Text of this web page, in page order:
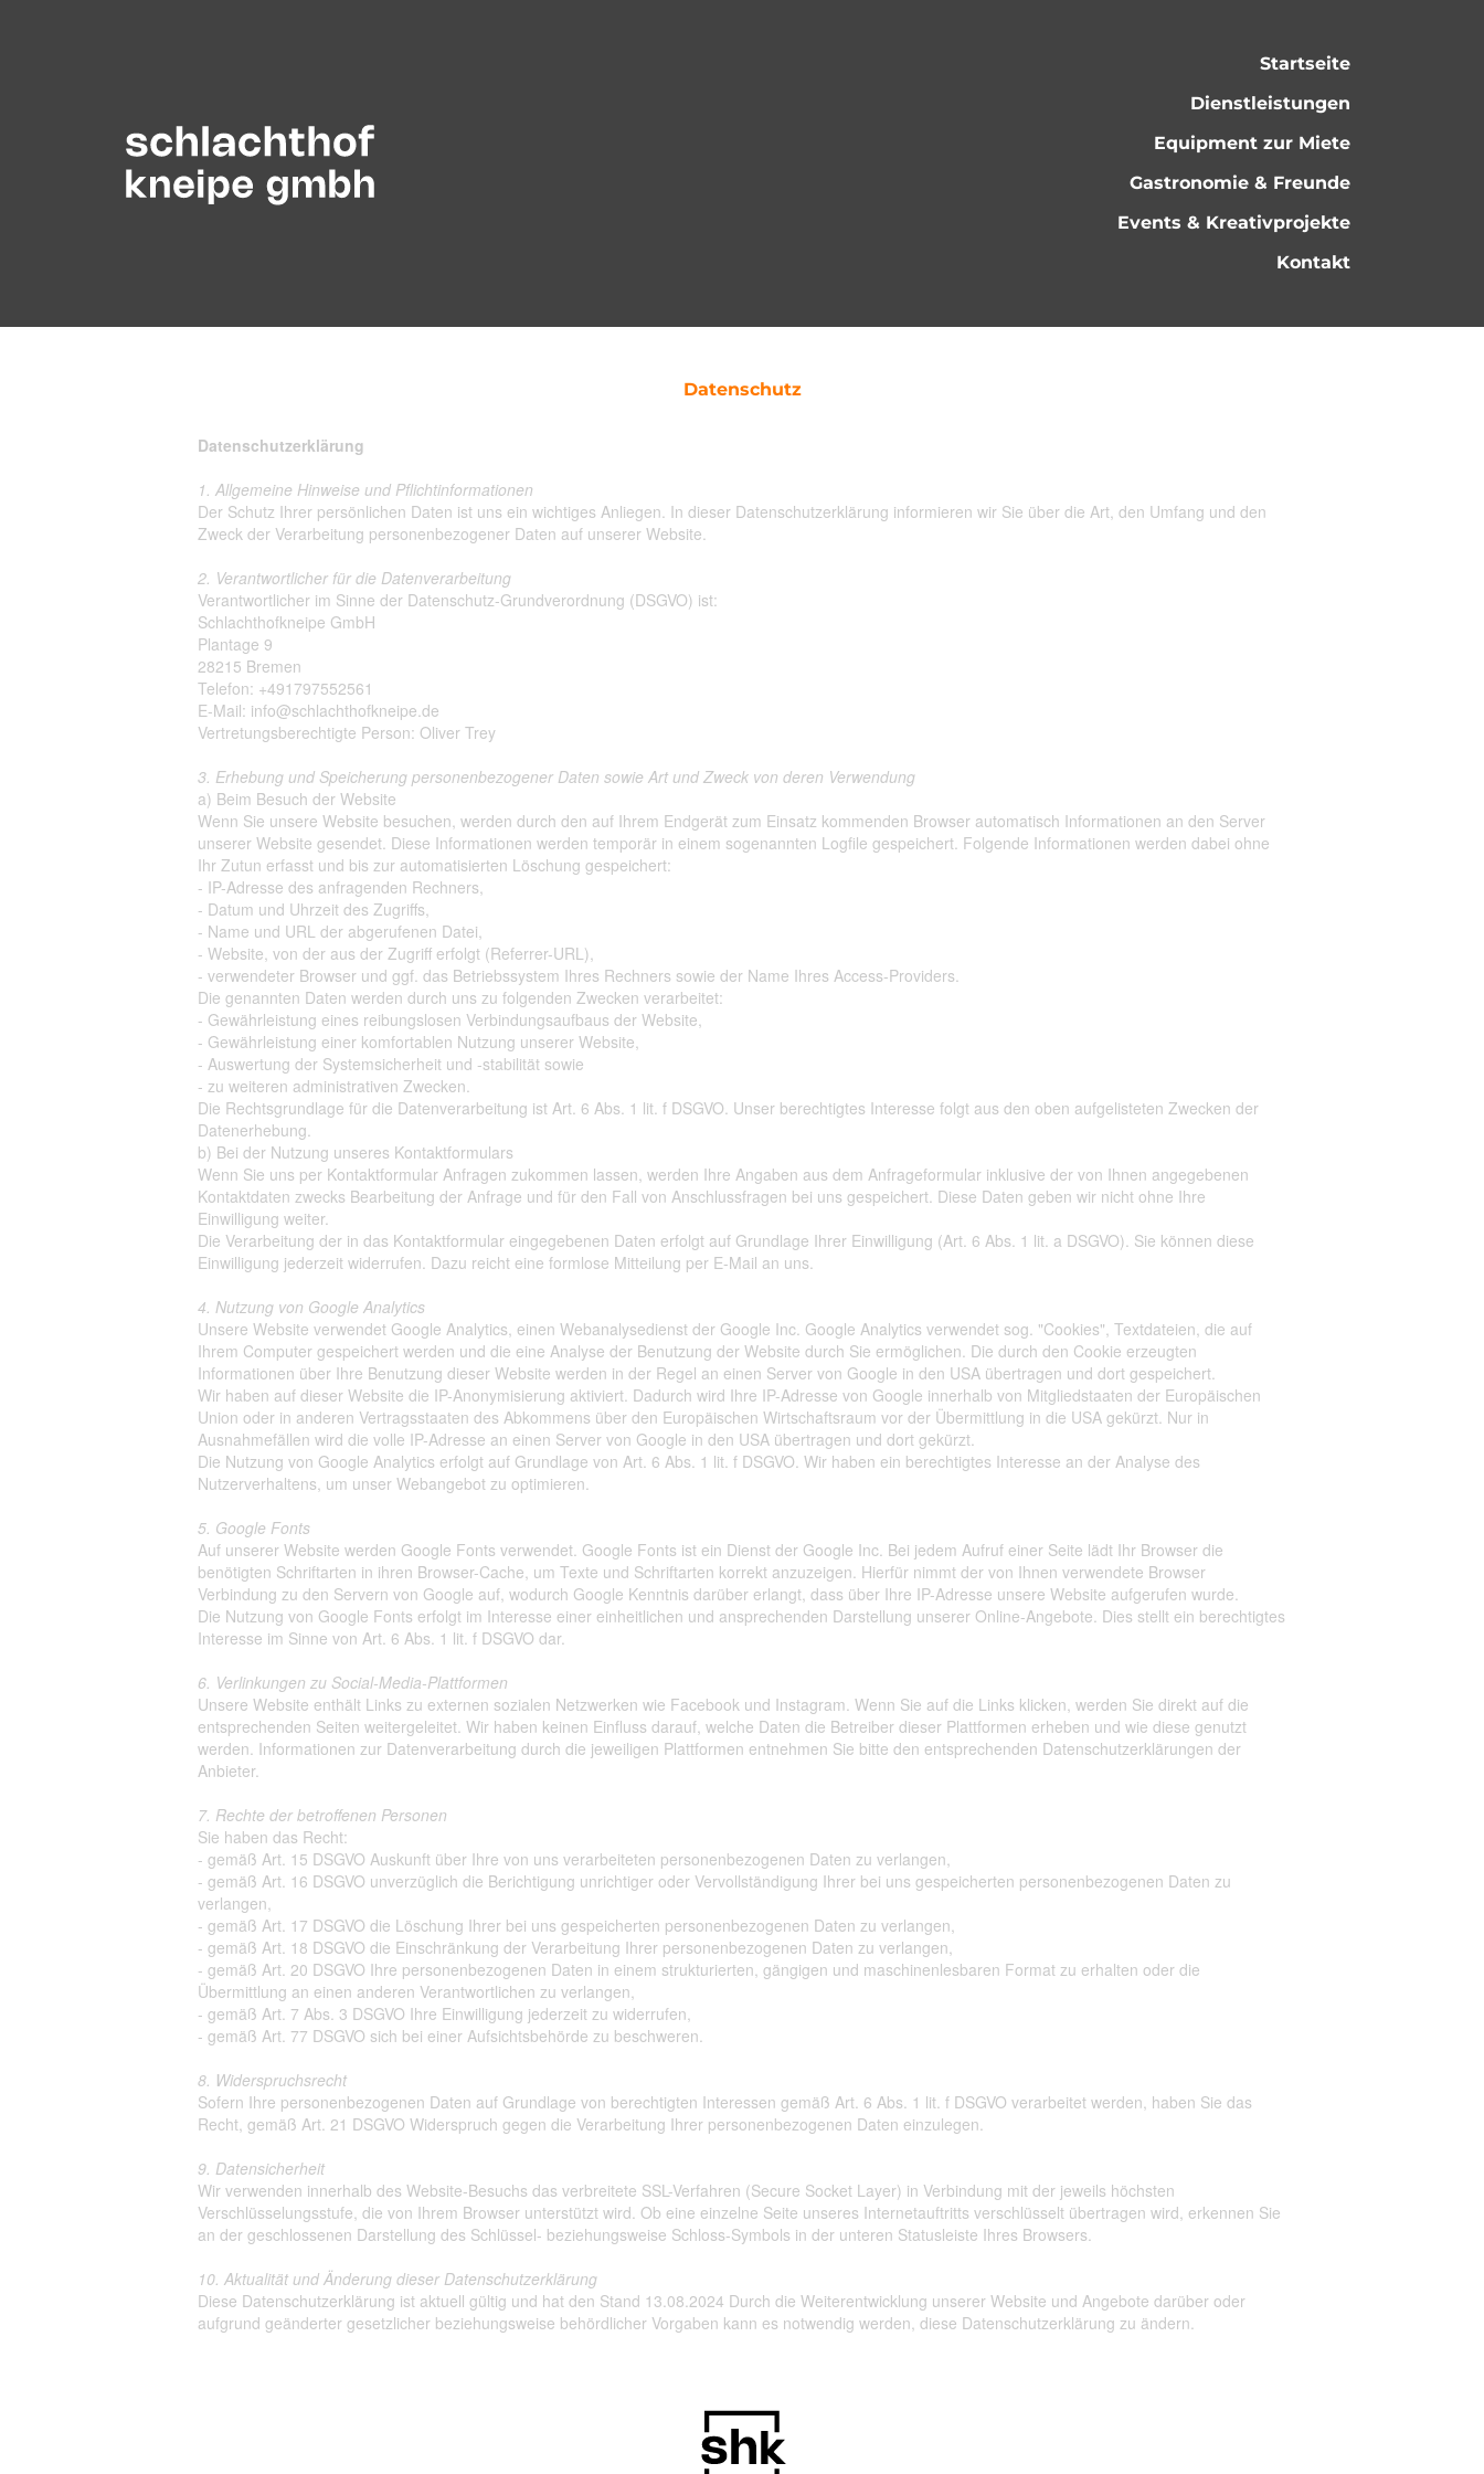
Startseite
Dienstleistungen
Equipment zur Miete
Gastronomie & Freunde
Events & Kreativprojekte
Kontakt
Datenschutz
Datenschutzerklärung
1. Allgemeine Hinweise und Pflichtinformationen
Der Schutz Ihrer persönlichen Daten ist uns ein wichtiges Anliegen. In dieser Datenschutzerklärung informieren wir Sie über die Art, den Umfang und den
Zweck der Verarbeitung personenbezogener Daten auf unserer Website.
2. Verantwortlicher für die Datenverarbeitung
Verantwortlicher im Sinne der Datenschutz-Grundverordnung (DSGVO) ist:
Schlachthofkneipe GmbH
Plantage 9
28215 Bremen
Telefon: +491797552561
E-Mail: info@schlachthofkneipe.de
Vertretungsberechtigte Person: Oliver Trey
3. Erhebung und Speicherung personenbezogener Daten sowie Art und Zweck von deren Verwendung
a) Beim Besuch der Website
Wenn Sie unsere Website besuchen, werden durch den auf Ihrem Endgerät zum Einsatz kommenden Browser automatisch Informationen an den Server
unserer Website gesendet. Diese Informationen werden temporär in einem sogenannten Logfile gespeichert. Folgende Informationen werden dabei ohne
Ihr Zutun erfasst und bis zur automatisierten Löschung gespeichert:
- IP-Adresse des anfragenden Rechners,
- Datum und Uhrzeit des Zugriffs,
- Name und URL der abgerufenen Datei,
- Website, von der aus der Zugriff erfolgt (Referrer-URL),
- verwendeter Browser und ggf. das Betriebssystem Ihres Rechners sowie der Name Ihres Access-Providers.
Die genannten Daten werden durch uns zu folgenden Zwecken verarbeitet:
- Gewährleistung eines reibungslosen Verbindungsaufbaus der Website,
- Gewährleistung einer komfortablen Nutzung unserer Website,
- Auswertung der Systemsicherheit und -stabilität sowie
- zu weiteren administrativen Zwecken.
Die Rechtsgrundlage für die Datenverarbeitung ist Art. 6 Abs. 1 lit. f DSGVO. Unser berechtigtes Interesse folgt aus den oben aufgelisteten Zwecken der
Datenerhebung.
b) Bei der Nutzung unseres Kontaktformulars
Wenn Sie uns per Kontaktformular Anfragen zukommen lassen, werden Ihre Angaben aus dem Anfrageformular inklusive der von Ihnen angegebenen
Kontaktdaten zwecks Bearbeitung der Anfrage und für den Fall von Anschlussfragen bei uns gespeichert. Diese Daten geben wir nicht ohne Ihre
Einwilligung weiter.
Die Verarbeitung der in das Kontaktformular eingegebenen Daten erfolgt auf Grundlage Ihrer Einwilligung (Art. 6 Abs. 1 lit. a DSGVO). Sie können diese
Einwilligung jederzeit widerrufen. Dazu reicht eine formlose Mitteilung per E-Mail an uns.
4. Nutzung von Google Analytics
Unsere Website verwendet Google Analytics, einen Webanalysedienst der Google Inc. Google Analytics verwendet sog. "Cookies", Textdateien, die auf
Ihrem Computer gespeichert werden und die eine Analyse der Benutzung der Website durch Sie ermöglichen. Die durch den Cookie erzeugten
Informationen über Ihre Benutzung dieser Website werden in der Regel an einen Server von Google in den USA übertragen und dort gespeichert.
Wir haben auf dieser Website die IP-Anonymisierung aktiviert. Dadurch wird Ihre IP-Adresse von Google innerhalb von Mitgliedstaaten der Europäischen
Union oder in anderen Vertragsstaaten des Abkommens über den Europäischen Wirtschaftsraum vor der Übermittlung in die USA gekürzt. Nur in
Ausnahmefällen wird die volle IP-Adresse an einen Server von Google in den USA übertragen und dort gekürzt.
Die Nutzung von Google Analytics erfolgt auf Grundlage von Art. 6 Abs. 1 lit. f DSGVO. Wir haben ein berechtigtes Interesse an der Analyse des
Nutzerverhaltens, um unser Webangebot zu optimieren.
5. Google Fonts
Auf unserer Website werden Google Fonts verwendet. Google Fonts ist ein Dienst der Google Inc. Bei jedem Aufruf einer Seite lädt Ihr Browser die
benötigten Schriftarten in ihren Browser-Cache, um Texte und Schriftarten korrekt anzuzeigen. Hierfür nimmt der von Ihnen verwendete Browser
Verbindung zu den Servern von Google auf, wodurch Google Kenntnis darüber erlangt, dass über Ihre IP-Adresse unsere Website aufgerufen wurde.
Die Nutzung von Google Fonts erfolgt im Interesse einer einheitlichen und ansprechenden Darstellung unserer Online-Angebote. Dies stellt ein berechtigtes
Interesse im Sinne von Art. 6 Abs. 1 lit. f DSGVO dar.
6. Verlinkungen zu Social-Media-Plattformen
Unsere Website enthält Links zu externen sozialen Netzwerken wie Facebook und Instagram. Wenn Sie auf die Links klicken, werden Sie direkt auf die
entsprechenden Seiten weitergeleitet. Wir haben keinen Einfluss darauf, welche Daten die Betreiber dieser Plattformen erheben und wie diese genutzt
werden. Informationen zur Datenverarbeitung durch die jeweiligen Plattformen entnehmen Sie bitte den entsprechenden Datenschutzerklärungen der
Anbieter.
7. Rechte der betroffenen Personen
Sie haben das Recht:
- gemäß Art. 15 DSGVO Auskunft über Ihre von uns verarbeiteten personenbezogenen Daten zu verlangen,
- gemäß Art. 16 DSGVO unverzüglich die Berichtigung unrichtiger oder Vervollständigung Ihrer bei uns gespeicherten personenbezogenen Daten zu
verlangen,
- gemäß Art. 17 DSGVO die Löschung Ihrer bei uns gespeicherten personenbezogenen Daten zu verlangen,
- gemäß Art. 18 DSGVO die Einschränkung der Verarbeitung Ihrer personenbezogenen Daten zu verlangen,
- gemäß Art. 20 DSGVO Ihre personenbezogenen Daten in einem strukturierten, gängigen und maschinenlesbaren Format zu erhalten oder die
Übermittlung an einen anderen Verantwortlichen zu verlangen,
- gemäß Art. 7 Abs. 3 DSGVO Ihre Einwilligung jederzeit zu widerrufen,
- gemäß Art. 77 DSGVO sich bei einer Aufsichtsbehörde zu beschweren.
8. Widerspruchsrecht
Sofern Ihre personenbezogenen Daten auf Grundlage von berechtigten Interessen gemäß Art. 6 Abs. 1 lit. f DSGVO verarbeitet werden, haben Sie das
Recht, gemäß Art. 21 DSGVO Widerspruch gegen die Verarbeitung Ihrer personenbezogenen Daten einzulegen.
9. Datensicherheit
Wir verwenden innerhalb des Website-Besuchs das verbreitete SSL-Verfahren (Secure Socket Layer) in Verbindung mit der jeweils höchsten
Verschlüsselungsstufe, die von Ihrem Browser unterstützt wird. Ob eine einzelne Seite unseres Internetauftritts verschlüsselt übertragen wird, erkennen Sie
an der geschlossenen Darstellung des Schlüssel- beziehungsweise Schloss-Symbols in der unteren Statusleiste Ihres Browsers.
10. Aktualität und Änderung dieser Datenschutzerklärung
Diese Datenschutzerklärung ist aktuell gültig und hat den Stand 13.08.2024 Durch die Weiterentwicklung unserer Website und Angebote darüber oder
aufgrund geänderter gesetzlicher beziehungsweise behördlicher Vorgaben kann es notwendig werden, diese Datenschutzerklärung zu ändern.